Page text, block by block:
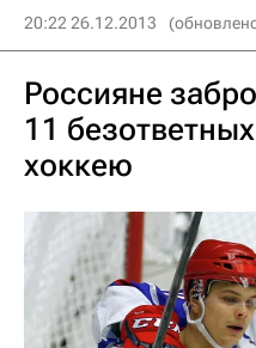
20:22 26.12.2013
Россияне
11
хоккею